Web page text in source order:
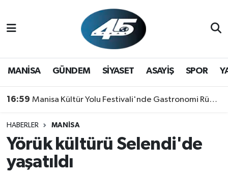
MANİSA GÜNDEM SİYASET ASAYİŞ SPOR
16:59 Manisa Kültür Yolu Festivali'nde Gastronomi Rüzgarı: Lezzetin Yıldızı "Manisa Kebabı" Oldu!
HABERLER MANİSA
Yörük kültürü Selendi'de
yaşatıldı
GÜNDEM
SPOR
YAŞAM
Hava Durumu
Trafik Durumu
Son Dakika Haberleri
Haber Arşivi